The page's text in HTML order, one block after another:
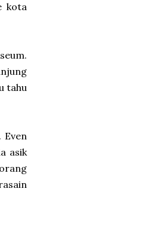
kota
tahu
Even
asik